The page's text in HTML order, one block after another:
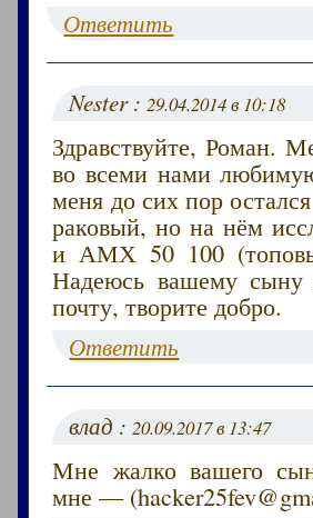
Ответить
Nester :29.04.2014 в 10:18
Здравствуйте, Роман.
во всеми нами
меня до сих пор
раковый, но на нём
и АМХ 50 100
Надеюсь вашему сыну
почту, творите добро.
Ответить
влад :20.09.2017 в 13:47
Мне жалко вашего
мне —